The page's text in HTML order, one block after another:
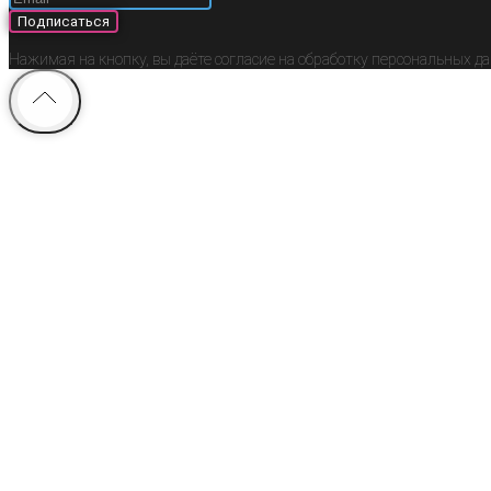
Подписаться
Нажимая на кнопку, вы даёте согласие на обработку персональных